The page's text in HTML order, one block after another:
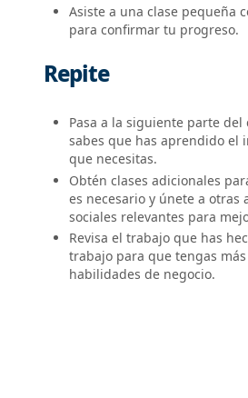
Asiste a una clase pequeña
para confirmar tu progreso.
Repite
Pasa a la siguiente parte del
sabes que has aprendido el
que necesitas.
Obtén clases adicionales
es necesario y únete a otras
sociales relevantes para
Revisa el trabajo que has
trabajo para que tengas
habilidades de negocio.